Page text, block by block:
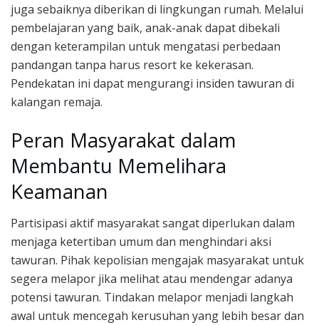
juga sebaiknya diberikan di lingkungan rumah. Melalui
pembelajaran yang baik, anak-anak dapat dibekali
dengan keterampilan untuk mengatasi perbedaan
pandangan tanpa harus resort ke kekerasan.
Pendekatan ini dapat mengurangi insiden tawuran di
kalangan remaja.
Peran Masyarakat dalam
Membantu Memelihara
Keamanan
Partisipasi aktif masyarakat sangat diperlukan dalam
menjaga ketertiban umum dan menghindari aksi
tawuran. Pihak kepolisian mengajak masyarakat untuk
segera melapor jika melihat atau mendengar adanya
potensi tawuran. Tindakan melapor menjadi langkah
awal untuk mencegah kerusuhan yang lebih besar dan